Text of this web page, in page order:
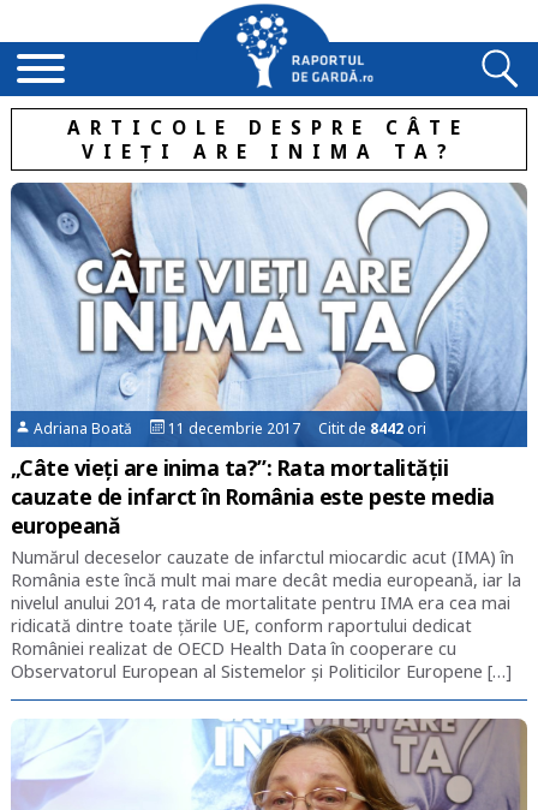
ARTICOLE DESPRE CÂTE
VIEȚI ARE INIMA TA?
Adriana Boată 11 decembrie 2017 Citit de 8442ori
„Câte vieți are inima ta?”: Rata mortalității
cauzate de infarct în România este peste media
europeană
Numărul deceselor cauzate de infarctul miocardic acut (IMA) în
România este încă mult mai mare decât media europeană, iar la
nivelul anului 2014, rata de mortalitate pentru IMA era cea mai
ridicată dintre toate țările UE, conform raportului dedicat
României realizat de OECD Health Data în cooperare cu
Observatorul European al Sistemelor și Politicilor Europene […]